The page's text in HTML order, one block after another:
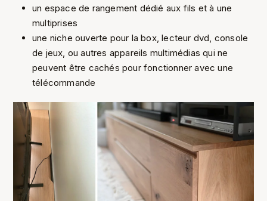
un espace de rangement dédié aux fils et à une
multiprises
une niche ouverte pour la box, lecteur dvd, console
de jeux, ou autres appareils multimédias qui ne
peuvent être cachés pour fonctionner avec une
télécommande